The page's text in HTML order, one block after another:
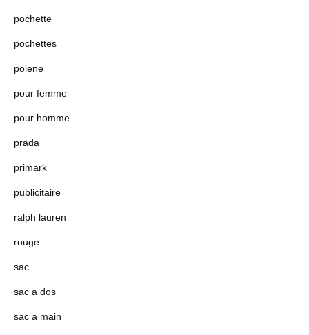
pochette
pochettes
polene
pour femme
pour homme
prada
primark
publicitaire
ralph lauren
rouge
sac
sac a dos
sac a main